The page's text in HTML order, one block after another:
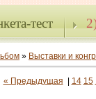
тест
» Выставки и
« Предыдущая 14 15